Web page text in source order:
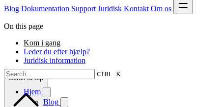
Blog Dokumentation Support Juridisk Kontakt Om os
CTRL K
Hjem
Blog
On this page
Kom i gang
Leder du efter hjælp?
Juridisk information
Scroll to top